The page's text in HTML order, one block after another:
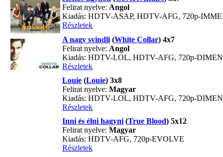
Felirat nyelve: Angol
Kiadás: HDTV-ASAP, HDTV-AFG, 720p-
Részletek
A nagy svindli (White Collar) 4x7
Felirat nyelve: Angol
Kiadás: HDTV-LOL, HDTV-AFG, 720p-
Részletek
Louie (Louie) 3x8
Felirat nyelve: Magyar
Kiadás: HDTV-LOL, HDTV-AFG, 720p-
Részletek
Inni és élni hagyni (True Blood) 5x12
Felirat nyelve: Magyar
Kiadás: HDTV-AFG, 720p-EVOLVE
Részletek